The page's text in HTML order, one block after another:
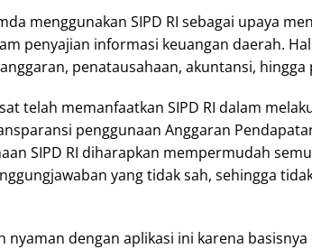
menggunakan SIPD RI sebagai upaya
penyajian informasi keuangan daerah.
penatausahaan, akuntansi, hingga
telah memanfaatkan SIPD RI dalam
penggunaan Anggaran
SIPD RI diharapkan mempermudah
yang tidak sah, sehingga
nyaman dengan aplikasi ini karena